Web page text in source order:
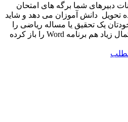
دبیرهای شما برگه های امتحان
تحویل دانش آموزان می دهد و شاید
یک تحقیق یا مساله ریاضی را
تایپ شده تحویل دهید و به احتمال زیاد هم برنامه Word را باز کرده